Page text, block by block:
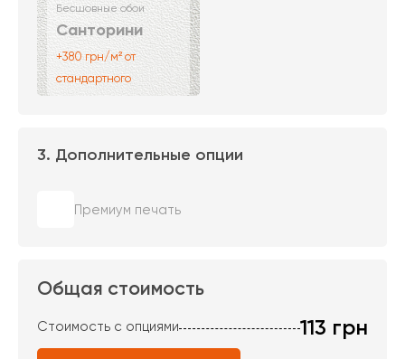
Бесшовные обои
Санторини
+380 грн/м² от
стандартного
3. Дополнительные опции
Премиум печать
Общая стоимость
Стоимость с опциями 113 грн